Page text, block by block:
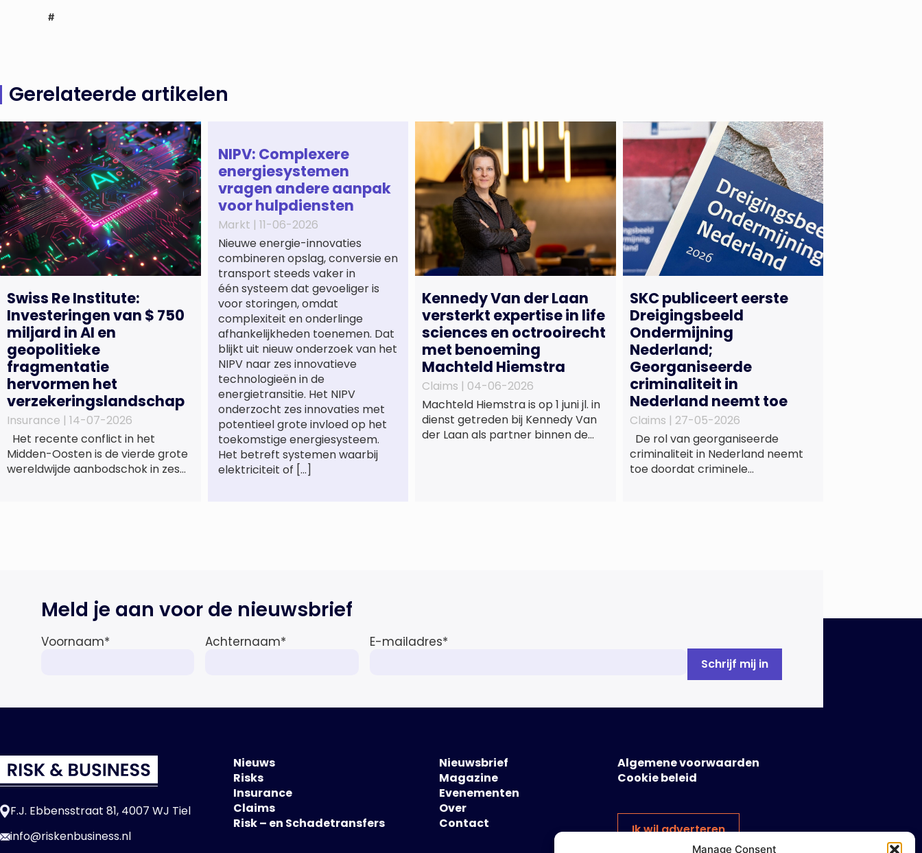
Manage Consent
#
Gerelateerde artikelen
Swiss Re Institute:
Investeringen van $ 750
miljard in AI en
geopolitieke
fragmentatie
hervormen het
verzekeringslandschap
Insurance | 14-07-2026
Het recente conflict in het
Midden-Oosten is de vierde grote
wereldwijde aanbodschok in zes
wereldwijd naar verwachting
afnemen tot 1,3% in reële termen
NIPV: Complexere
energiesystemen
vragen andere aanpak
voor hulpdiensten
Markt | 11-06-2026
Nieuwe energie-innovaties
combineren opslag, conversie en
transport steeds vaker in
één systeem dat gevoeliger is
voor storingen, omdat
complexiteit en onderlinge
afhankelijkheden toenemen. Dat
blijkt uit nieuw onderzoek van het
NIPV naar zes innovatieve
technologieën in de
energietransitie. Het NIPV
onderzocht zes innovaties met
potentieel grote invloed op het
toekomstige energiesysteem.
Het betreft systemen waarbij
elektriciteit of […]
Kennedy Van der Laan
versterkt expertise in life
sciences en octrooirecht
met benoeming
Machteld Hiemstra
Claims | 04-06-2026
Machteld Hiemstra is op 1 juni jl. in
dienst getreden bij Kennedy Van
der Laan als partner binnen de
SKC publiceert eerste
Dreigingsbeeld
Ondermijning
Nederland;
Georganiseerde
criminaliteit in
Nederland neemt toe
Claims | 27-05-2026
De rol van georganiseerde
criminaliteit in Nederland neemt
toe doordat criminele
Kenniscentrum Ondermijnende […]
Meld je aan voor de nieuwsbrief
Voornaam* Achternaam* E-mailadres*
F.J. Ebbensstraat 81, 4007 WJ Tiel
info@riskenbusiness.nl
Nieuws
Risks
Insurance
Claims
Risk – en Schadetransfers
Nieuwsbrief
Magazine
Evenementen
Over
Contact
Algemene voorwaarden
Cookie beleid
Ik wil adverteren